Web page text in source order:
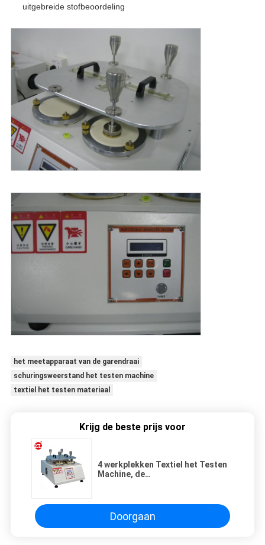
uitgebreide stofbeoordeling
het meetapparaat van de garendraai
schuringsweerstand het testen machine
textiel het testen materiaal
Krijg de beste prijs voor
4 werkplekken Textiel het Testen
Machine, de
Doorgaan